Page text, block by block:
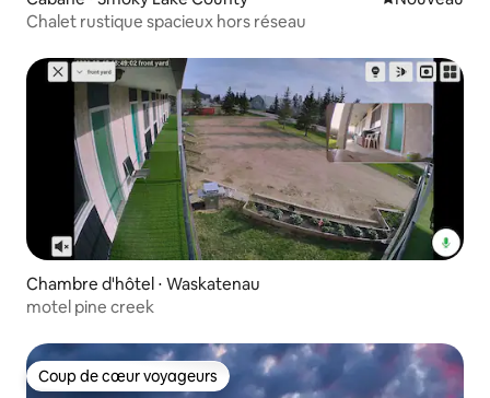
Chalet rustique spacieux hors réseau
Chambre d'hôtel ⋅ Waskatenau
motel pine creek
Coup de cœur voyageurs
Coup de cœur voyageurs